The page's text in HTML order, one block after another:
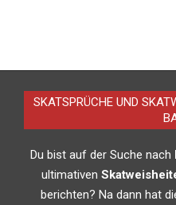
06-
SKATSPRÜCHE UND
Du bist auf der Suche nach
ultimativen
berichten? Na dann hat